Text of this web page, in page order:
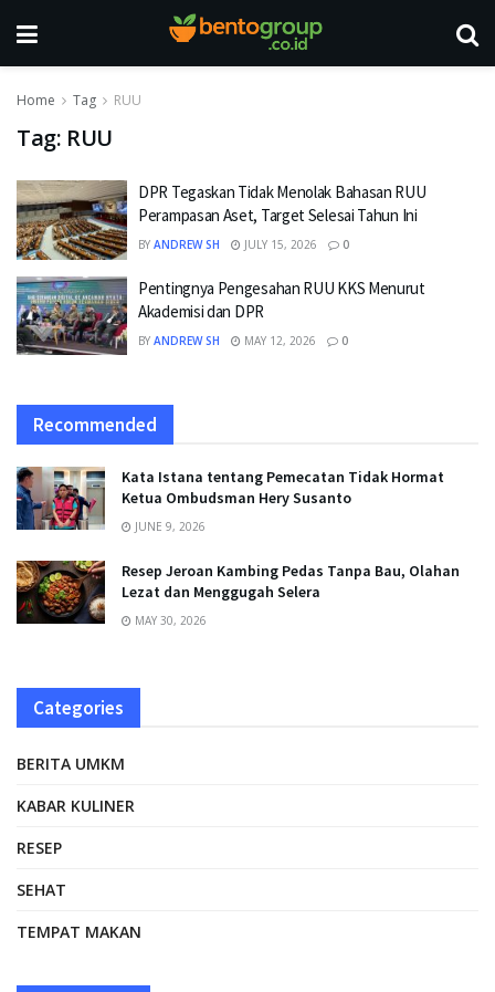
Home Tag RUU
Tag: RUU
DPR Tegaskan Tidak Menolak Bahasan RUU
Perampasan Aset, Target Selesai Tahun Ini
BY ANDREW SH JULY 15, 2026 0
Pentingnya Pengesahan RUU KKS Menurut
Akademisi dan DPR
BY ANDREW SH MAY 12, 2026 0
Recommended
Kata Istana tentang Pemecatan Tidak Hormat
Ketua Ombudsman Hery Susanto
JUNE 9, 2026
Resep Jeroan Kambing Pedas Tanpa Bau, Olahan
Lezat dan Menggugah Selera
MAY 30, 2026
Categories
BERITA UMKM
KABAR KULINER
RESEP
SEHAT
TEMPAT MAKAN